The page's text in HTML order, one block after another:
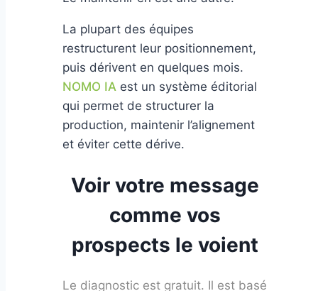
La plupart des équipes
restructurent leur positionnement,
puis dérivent en quelques mois.
NOMO IA est un système éditorial
qui permet de structurer la
production, maintenir l’alignement
et éviter cette dérive.
Voir votre message
comme vos
prospects le voient
Le diagnostic est gratuit. Il est basé